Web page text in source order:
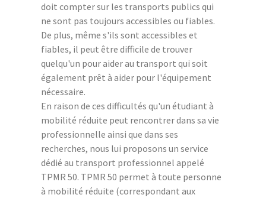
doit compter sur les transports publics qui
ne sont pas toujours accessibles ou fiables.
De plus, même s'ils sont accessibles et
fiables, il peut être difficile de trouver
quelqu'un pour aider au transport qui soit
également prêt à aider pour l'équipement
nécessaire.
En raison de ces difficultés qu'un étudiant à
mobilité réduite peut rencontrer dans sa vie
professionnelle ainsi que dans ses
recherches, nous lui proposons un service
dédié au transport professionnel appelé
TPMR 50. TPMR 50 permet à toute personne
à mobilité réduite (correspondant aux